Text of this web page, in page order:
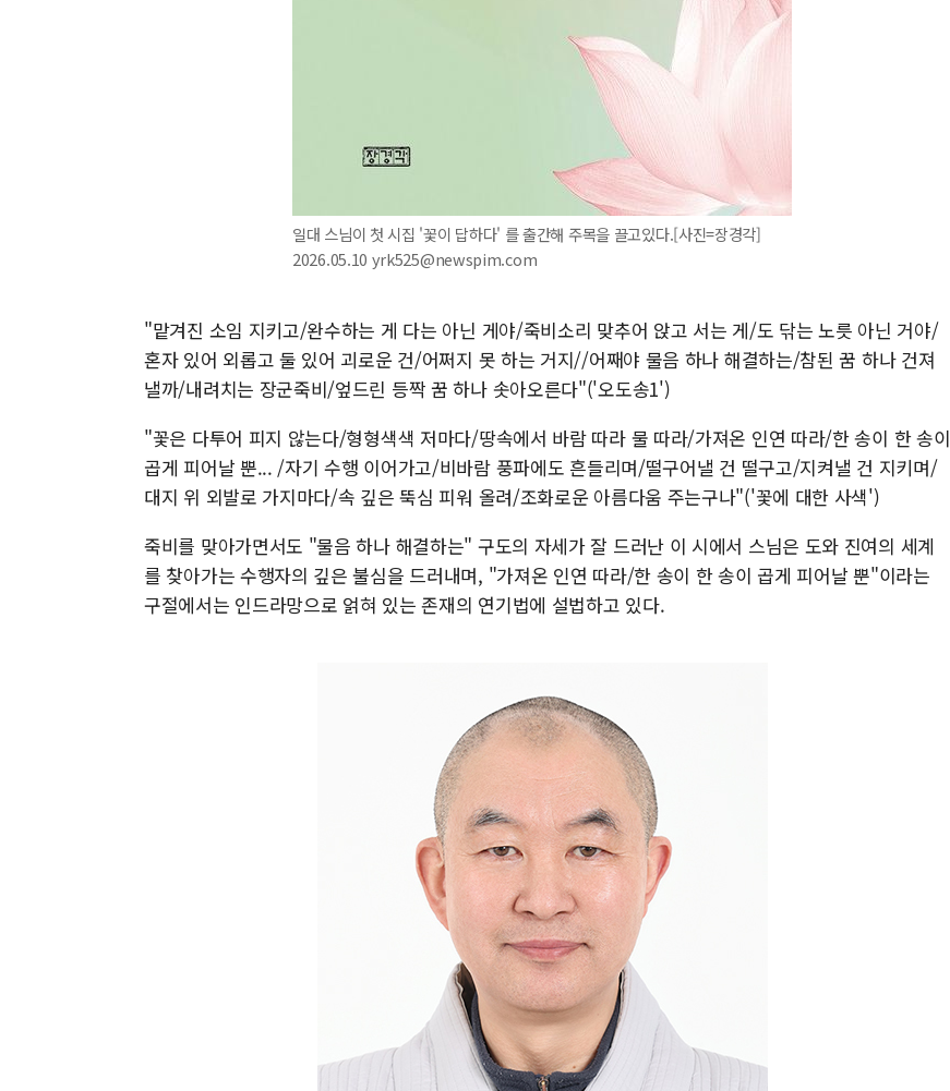
일대 스님이 첫 시집 '꽃이 답하다' 를 출간해 주목을 끌고있다.[사진=장경각]
2026.05.10 yrk525@newspim.com
"맡겨진 소임 지키고/완수하는 게 다는 아닌 게야/죽비소리 맞추어 앉고 서는 게/도 닦는 노릇 아닌 거야/
혼자 있어 외롭고 둘 있어 괴로운 건/어쩌지 못 하는 거지//어째야 물음 하나 해결하는/참된 꿈 하나 건져
낼까/내려치는 장군죽비/엎드린 등짝 꿈 하나 솟아오른다"('오도송1')
"꽃은 다투어 피지 않는다/형형색색 저마다/땅속에서 바람 따라 물 따라/가져온 인연 따라/한 송이 한 송이
곱게 피어날 뿐... /자기 수행 이어가고/비바람 풍파에도 흔들리며/떨구어낼 건 떨구고/지켜낼 건 지키며/
대지 위 외발로 가지마다/속 깊은 뚝심 피워 올려/조화로운 아름다움 주는구나"('꽃에 대한 사색')
죽비를 맞아가면서도 "물음 하나 해결하는" 구도의 자세가 잘 드러난 이 시에서 스님은 도와 진여의 세계
를 찾아가는 수행자의 깊은 불심을 드러내며, "가져온 인연 따라/한 송이 한 송이 곱게 피어날 뿐"이라는
구절에서는 인드라망으로 얽혀 있는 존재의 연기법에 설법하고 있다.